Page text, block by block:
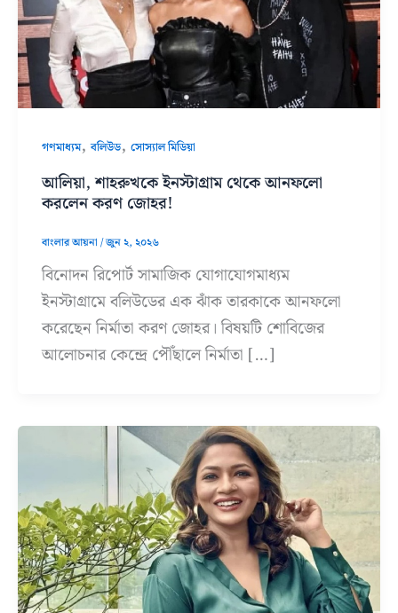
গণমাধ্যম,বলিউড,সোস্যাল মিডিয়া
আলিয়া, শাহরুখকে ইনস্টাগ্রাম থেকে আনফলো
করলেন করণ জোহর!
বাংলার আয়না/জুন ২, ২০২৬
বিনোদন রিপোর্ট সামাজিক যোগাযোগমাধ্যম
ইনস্টাগ্রামে বলিউডের এক ঝাঁক তারকাকে আনফলো
করেছেন নির্মাতা করণ জোহর। বিষয়টি শোবিজের
আলোচনার কেন্দ্রে পৌঁছালে নির্মাতা […]